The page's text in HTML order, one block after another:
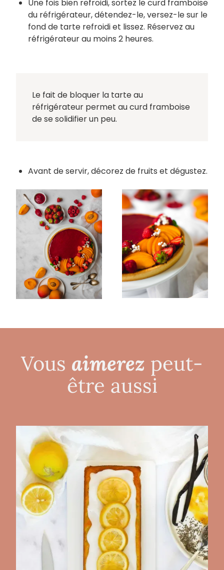
Une fois bien refroidi, sortez le curd framboise
du réfrigérateur, détendez-le, versez-le sur le
fond de tarte refroidi et lissez. Réservez au
réfrigérateur au moins 2 heures.
Le fait de bloquer la tarte au
réfrigérateur permet au curd framboise
de se solidifier un peu.
Avant de servir, décorez de fruits et dégustez.
Vous aimerez peut-
être aussi